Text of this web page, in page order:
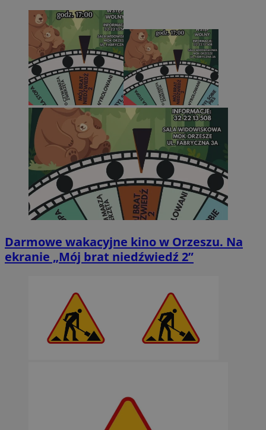
Darmowe wakacyjne kino w Orzeszu. Na
ekranie „Mój brat niedźwiedź 2”